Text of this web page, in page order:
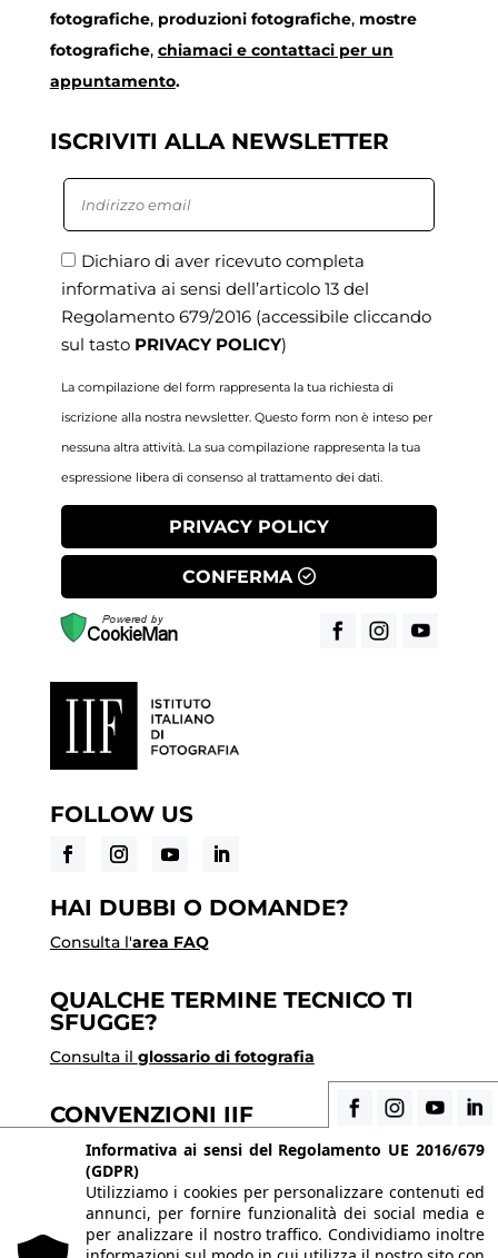
fotografiche, produzioni fotografiche, mostre
fotografiche, chiamacie contattaci per un
appuntamento.
ISCRIVITI ALLA NEWSLETTER
Dichiaro di aver ricevuto completa
informativa ai sensi dell’articolo 13 del
Regolamento 679/2016 (accessibile cliccando
sul tasto PRIVACY POLICY)
La compilazione del form rappresenta la tua richiesta di
iscrizione alla nostra newsletter. Questo form non è inteso per
nessuna altra attività. La sua compilazione rappresenta la tua
espressione libera di consenso al trattamento dei dati.
PRIVACY POLICY
CONFERMA
FOLLOW US
HAI DUBBI O DOMANDE?
Consulta l'area FAQ
QUALCHE TERMINE TECNICO TI
SFUGGE?
Consulta il glossario di fotografia
CONVENZIONI IIF
Scopri i vantaggi di essere uno studente di IIF
© 2026 Istituto Italiano di Fotografia® srl, Via
Enrico Caviglia 3, 20139 Milano | Tel 02/58107623 -
Informativa ai sensi del Regolamento UE 2016/679
(GDPR)
Utilizziamo i cookies per personalizzare contenuti ed
annunci, per fornire funzionalità dei social media e
per analizzare il nostro traffico. Condividiamo inoltre